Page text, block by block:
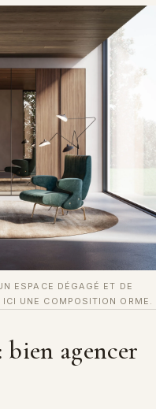
ESPACE DÉGAGÉ ET DE
UNE COMPOSITION ORME.
agencer